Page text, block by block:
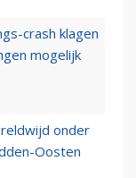
crash klagen
mogelijk
onder
Oosten